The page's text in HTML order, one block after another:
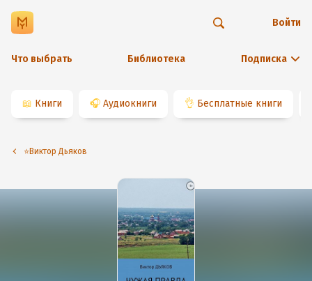
Что выбрать Библиотека Подписка
Войти
📖 Книги 🎧 Аудиокниги 👌 Бесплатные книги
⭐️Виктор Дьяков